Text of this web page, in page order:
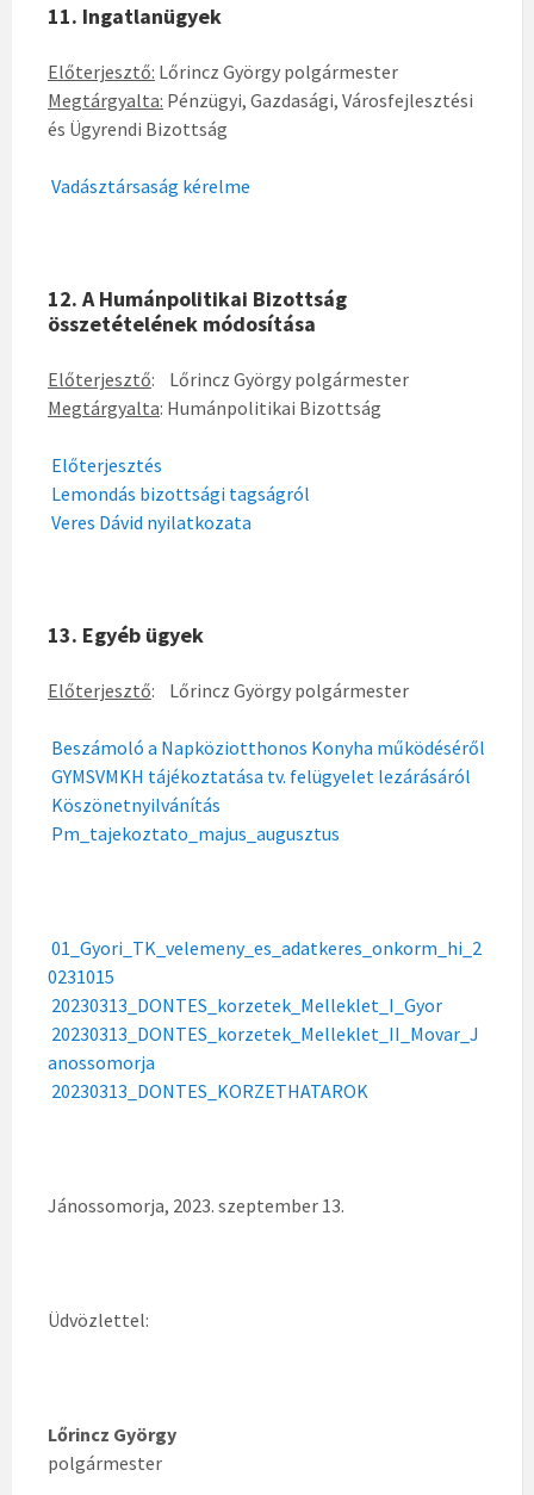
11. Ingatlanügyek
Előterjesztő: Lőrincz György polgármester
Megtárgyalta: Pénzügyi, Gazdasági, Városfejlesztési
és Ügyrendi Bizottság
Vadásztársaság kérelme
12. A Humánpolitikai Bizottság
összetételének módosítása
Előterjesztő: Lőrincz György polgármester
Megtárgyalta: Humánpolitikai Bizottság
Előterjesztés
Lemondás bizottsági tagságról
Veres Dávid nyilatkozata
13. Egyéb ügyek
Előterjesztő: Lőrincz György polgármester
Beszámoló a Napköziotthonos Konyha működéséről
GYMSVMKH tájékoztatása tv. felügyelet lezárásáról
Köszönetnyilvánítás
Pm_tajekoztato_majus_augusztus
01_Gyori_TK_velemeny_es_adatkeres_onkorm_hi_2
0231015
20230313_DONTES_korzetek_Melleklet_I_Gyor
20230313_DONTES_korzetek_Melleklet_II_Movar_J
anossomorja
20230313_DONTES_KORZETHATAROK
Jánossomorja, 2023. szeptember 13.
Üdvözlettel:
Lőrincz György
polgármester